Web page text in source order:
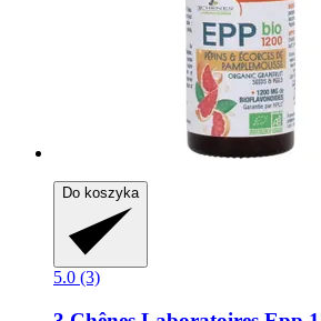
Do koszyka
5.0 (3)